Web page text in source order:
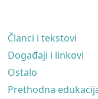
Članci i tekstovi
Događaji i linkovi
Ostalo
Prethodna